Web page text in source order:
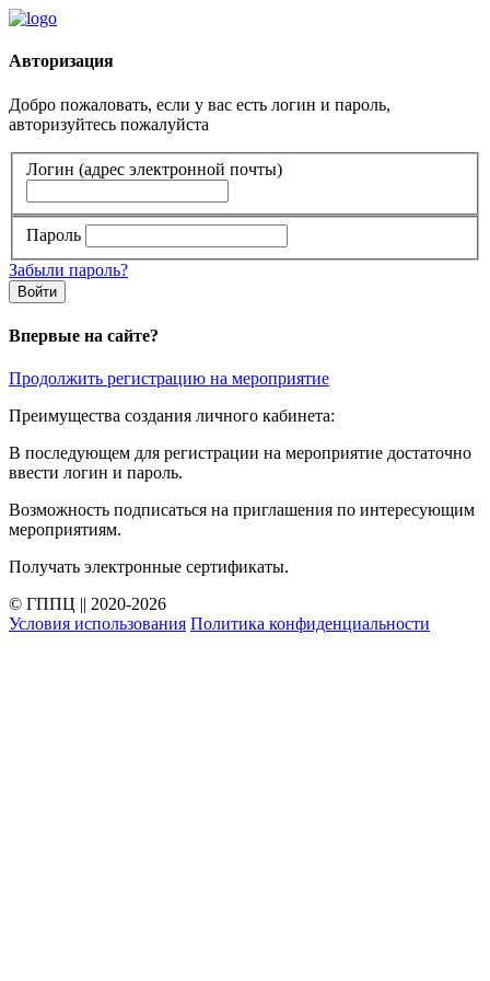
Авторизация
Добро пожаловать, если у вас есть логин и пароль,
авторизуйтесь пожалуйста
Логин (адрес электронной почты)
Пароль
Забыли пароль?
Войти
Впервые на сайте?
Продолжить регистрацию на мероприятие
Преимущества создания личного кабинета:
В последующем для регистрации на мероприятие достаточно
ввести логин и пароль.
Возможность подписаться на приглашения по интересующим
мероприятиям.
Получать электронные сертификаты.
© ГППЦ || 2020-2026
Условия использования Политика конфиденциальности